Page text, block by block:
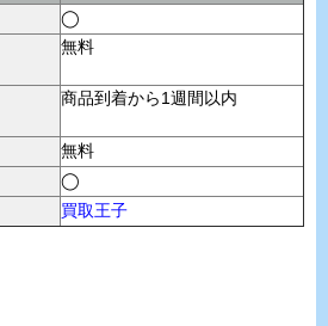
◯
無料
商品到着から1週間以内
無料
◯
買取王子